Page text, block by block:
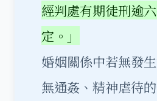
經判處有期徒刑逾
定。」
婚姻關係中若無發
無通姦、精神虐待